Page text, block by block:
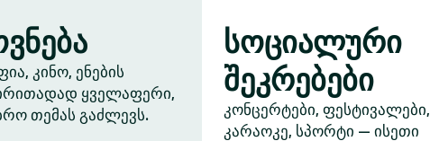
კინო, ენების
ყველაფერი,
თემას გაძლევს.
სოციალური
შეკრებები
კონცერტები, ფესტივალები,
კარაოკე, სპორტი — ისეთი